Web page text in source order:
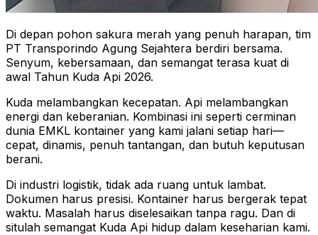
Di depan pohon sakura merah yang penuh harapan, tim
PT Transporindo Agung Sejahtera berdiri bersama.
Senyum, kebersamaan, dan semangat terasa kuat di
awal Tahun Kuda Api 2026.
Kuda melambangkan kecepatan. Api melambangkan
energi dan keberanian. Kombinasi ini seperti cerminan
dunia EMKL kontainer yang kami jalani setiap hari—
cepat, dinamis, penuh tantangan, dan butuh keputusan
berani.
Di industri logistik, tidak ada ruang untuk lambat.
Dokumen harus presisi. Kontainer harus bergerak tepat
waktu. Masalah harus diselesaikan tanpa ragu. Dan di
situlah semangat Kuda Api hidup dalam keseharian kami.